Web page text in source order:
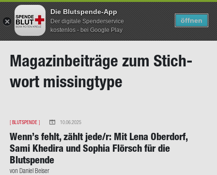
zum
Inhalt
TERMIN SUCHEN
SUCHEN
Ma­ga­zin­bei­trä­ge zum Stich­
wort mis­sing­ty­pe
[ BLUTSPENDE ] 10.06.2025
Wenn’s fehlt, zählt jede/r: Mit Lena Ober­dorf,
Sami Khe­di­ra und So­phia Flörsch für die
Blut­spen­de
von Da­ni­el Bei­ser
Die Blutspende-App
Der digitale Spenderservice
kostenlos - bei Google Play
öffnen